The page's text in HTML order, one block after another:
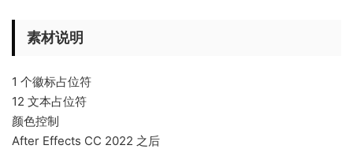
素材说明
1 个徽标占位符
12 文本占位符
颜色控制
After Effects CC 2022 之后